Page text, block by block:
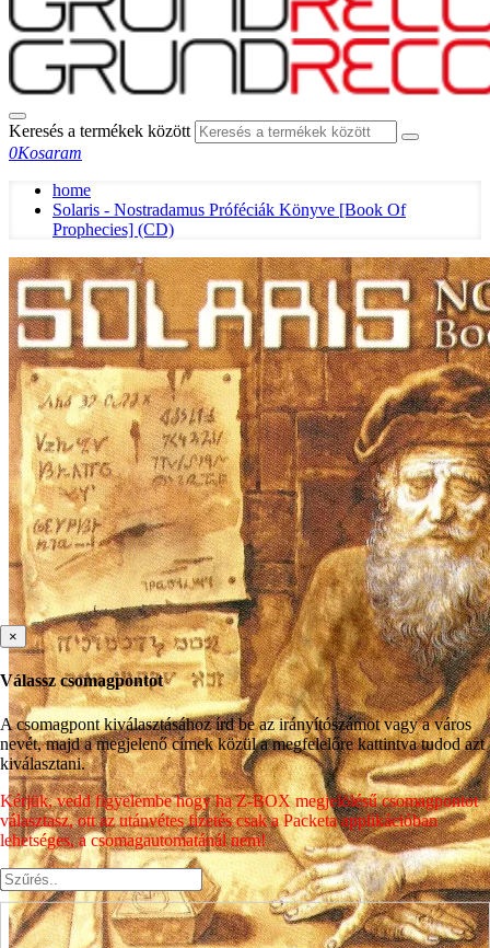
Keresés a termékek között
0Kosaram
home
Solaris - Nostradamus Próféciák Könyve [Book Of
Prophecies] (CD)
×
Válassz csomagpontot
A csomagpont kiválasztásához írd be az irányítószámot vagy a város
nevét, majd a megjelenő címek közül a megfelelőre kattintva tudod azt
kiválasztani.
Kérjük, vedd figyelembe hogy ha Z-BOX megjelölésű csomagpontot
választasz, ott az utánvétes fizetés csak a Packeta applikációban
lehetséges, a csomagautomatánál nem!